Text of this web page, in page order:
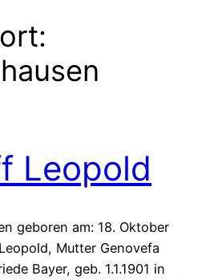
Leopold
geboren am: 18. Oktober
Mutter Genovefa
Bayer, geb. 1.1.1901 in